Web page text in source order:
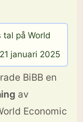
tal på World
januari 2025
BiBB en
av
Economic